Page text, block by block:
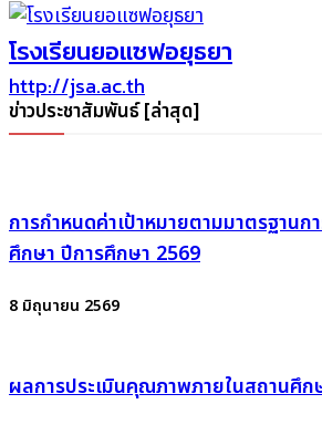
โรงเรียนยอแซฟอยุธยา
http://jsa.ac.th
ข่าวประชาสัมพันธ์ [ล่าสุด]
การกำหนดค่าเป้าหมายตามมาตรฐาน
ศึกษา ปีการศึกษา 2569
8 มิถุนายน 2569
ผลการประเมินคุณภาพภายในสถานศึก